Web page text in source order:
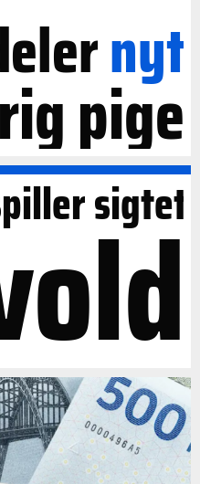
nyt
pige
sigtet